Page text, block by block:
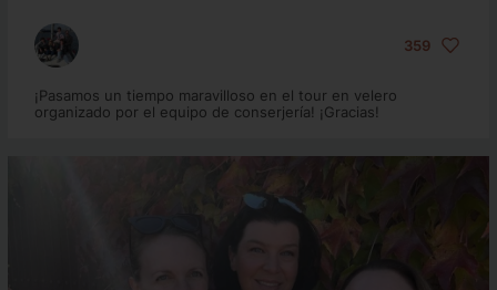
359
¡Pasamos un tiempo maravilloso en el tour en velero
organizado por el equipo de conserjería! ¡Gracias!